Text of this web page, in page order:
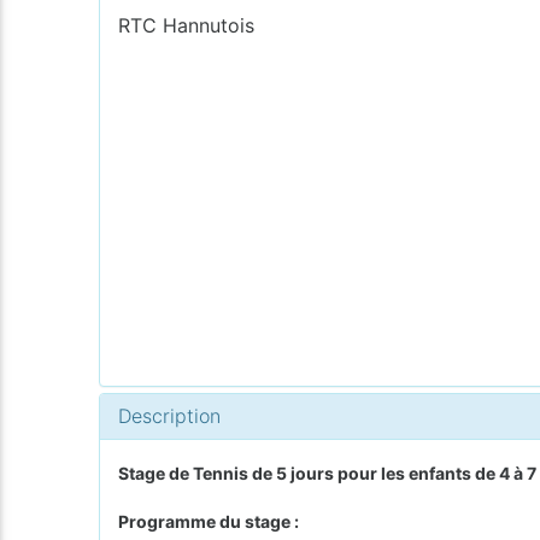
RTC Hannutois
Description
Stage de Tennis de 5 jours pour les enfants de 4 à
Programme du stage :